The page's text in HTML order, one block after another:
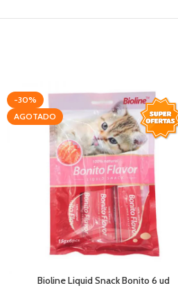
-30%
AGOTADO
Bioline Liquid Snack Bonito 6 ud